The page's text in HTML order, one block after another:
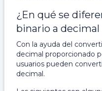
¿En qué se
binario a decimal
Con la ayuda del
decimal proporcionado
usuarios pueden
decimal.